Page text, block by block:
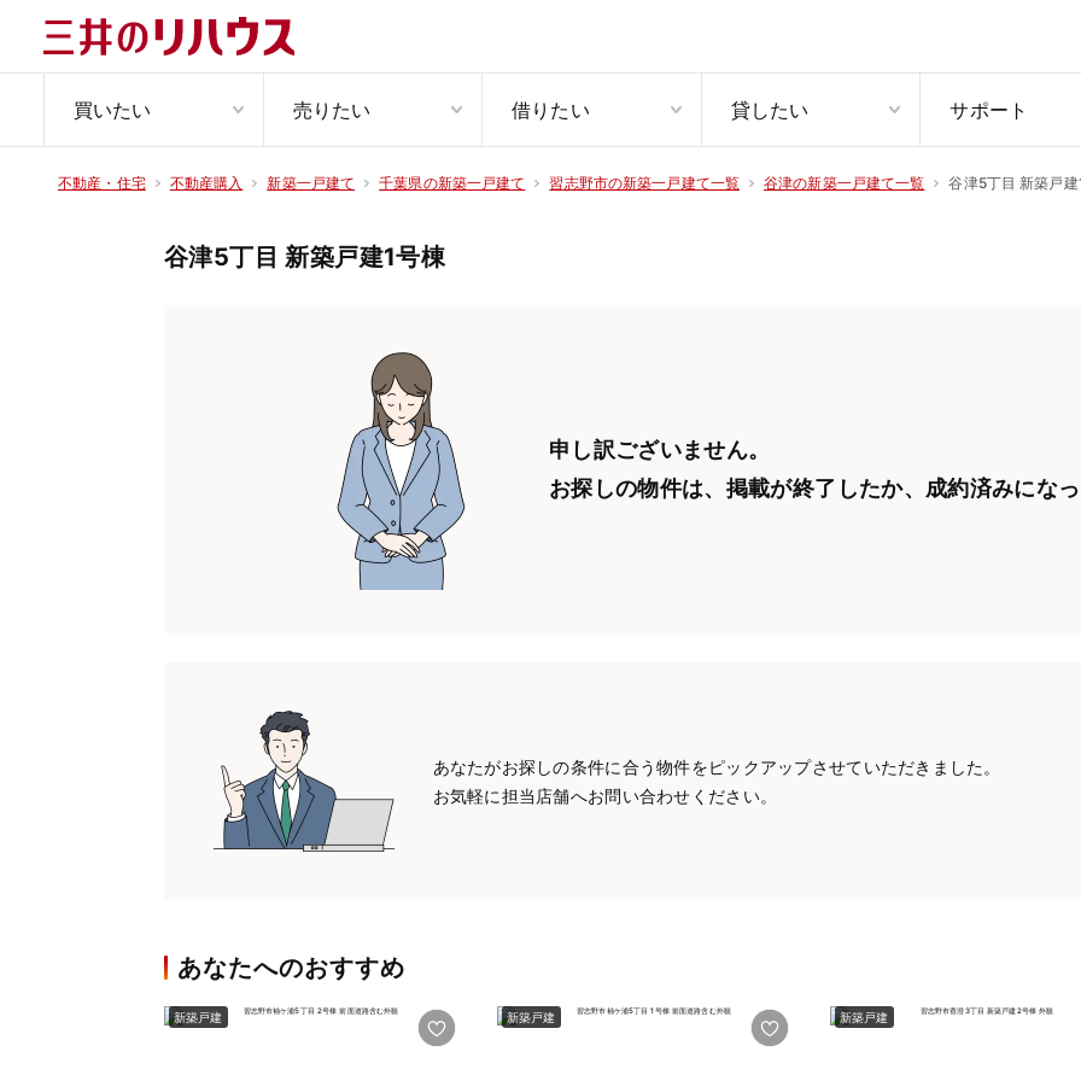
買いたい 売りたい 借りたい 貸したい サポート
不動産・住宅 不動産購入 新築一戸建て 千葉県の新築一戸建て 習志野市の新築一戸建て一覧 谷津の新築一戸建て一覧 谷津5丁目 新築戸建
谷津5丁目 新築戸建1号棟
申し訳ございません。
お探しの物件は、掲載が終了したか、 成約済みにな
あなたがお探しの条件に合う物件をピックアップさせていただきました。
お気軽に担当店舗へお問い合わせください。
あなたへのおすすめ
新築戸建 新築戸建 新築戸建